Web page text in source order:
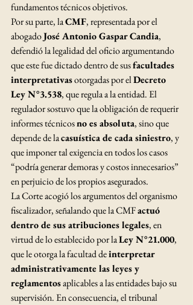
fundamentos técnicos objetivos.
Por su parte, la CMF, representada por el
abogado José Antonio Gaspar Candia,
defendió la legalidad del oficio argumentando
que este fue dictado dentro de sus facultades
interpretativas otorgadas por el Decreto
Ley N°3.538, que regula a la entidad. El
regulador sostuvo que la obligación de requerir
informes técnicos no es absoluta, sino que
depende de la casuística de cada siniestro, y
que imponer tal exigencia en todos los casos
“podría generar demoras y costos innecesarios”
en perjuicio de los propios asegurados.
La Corte acogió los argumentos del organismo
fiscalizador, señalando que la CMF actuó
dentro de sus atribuciones legales, en
virtud de lo establecido por la Ley N°21.000,
que le otorga la facultad de interpretar
administrativamente las leyes y
reglamentos aplicables a las entidades bajo su
supervisión. En consecuencia, el tribunal